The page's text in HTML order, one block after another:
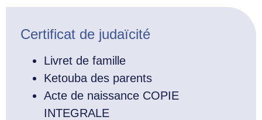
Certificat de judaïcité
Livret de famille
Ketouba des parents
Acte de naissance COPIE
INTEGRALE